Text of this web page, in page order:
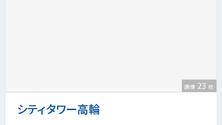
シティタワー高輪
画像 23 枚